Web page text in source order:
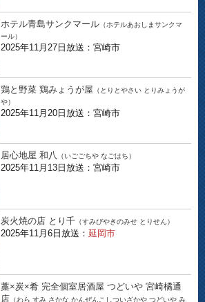
ホテル青島サンクマール （ホテルあおしまサンクマ
ール）
2025年11月27日放送：宮崎市
鶏と野菜 鶏みょうが屋 （とりとやさい とりみょうが
や）
2025年11月20日放送：宮崎市
居心地屋 和八 （いごごちや なごはち）
2025年11月13日放送：宮崎市
炭火焼の店 とり千 （すみびやきのみせ とりせん）
2025年11月6日放送： 延岡市
藁×炭×肴 完全個室居酒屋 つどいや 宮崎橘通
店 （わら すみ さかな かんぜんこしついざかや つどいや み